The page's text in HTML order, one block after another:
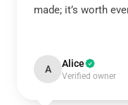
made; it’s worth
A Alice
Verified owner